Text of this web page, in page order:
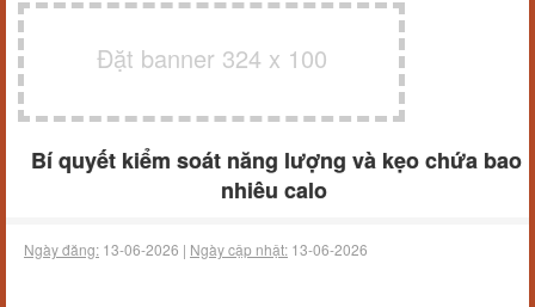
Đặt banner 324 x 100
Bí quyết kiểm soát năng lượng và kẹo chứa bao
nhiêu calo
Ngày đăng: 13-06-2026 | Ngày cập nhật: 13-06-2026